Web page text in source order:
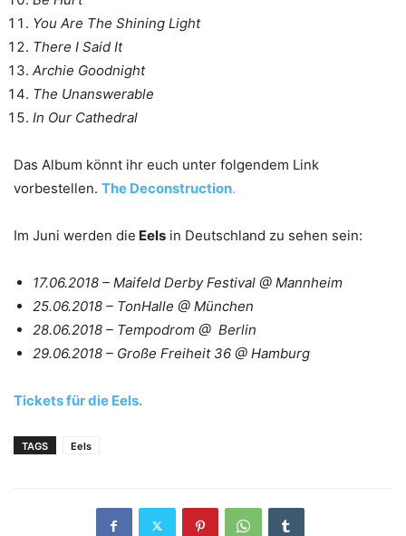
You Are The Shining Light
There I Said It
Archie Goodnight
The Unanswerable
In Our Cathedral
Das Album könnt ihr euch unter folgendem Link
vorbestellen. The Deconstruction.
Im Juni werden die Eels in Deutschland zu sehen sein:
17.06.2018 – Maifeld Derby Festival @ Mannheim
25.06.2018 – TonHalle @ München
28.06.2018 – Tempodrom @ Berlin
29.06.2018 – Große Freiheit 36 @ Hamburg
Tickets für die Eels.
TAGS Eels